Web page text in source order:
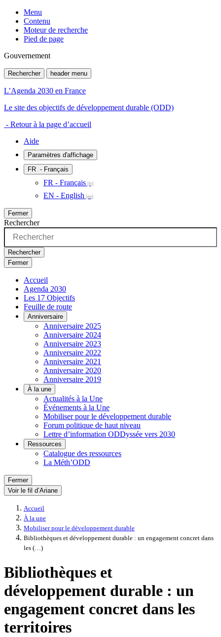
Menu
Contenu
Moteur de recherche
Pied de page
Gouvernement
Rechercher header menu
L’Agenda 2030 en France
Le site des objectifs de développement durable (ODD)
- Retour à la page d’accueil
Aide
Paramètres d'affichage
FR - Français
FR - Français
EN - English
Fermer
Rechercher
Rechercher
Fermer
Accueil
Agenda 2030
Les 17 Objectifs
Feuille de route
Anniversaire
Anniversaire 2025
Anniversaire 2024
Anniversaire 2023
Anniversaire 2022
Anniversaire 2021
Anniversaire 2020
Anniversaire 2019
À la une
Actualités à la Une
Événements à la Une
Mobiliser pour le développement durable
Forum politique de haut niveau
Lettre d’information ODDyssée vers 2030
Ressources
Catalogue des ressources
La Méth’ODD
Fermer
Voir le fil d’Ariane
Accueil
À la une
Mobiliser pour le développement durable
Bibliothèques et développement durable : un engagement concret dans
les (…)
Bibliothèques et
développement durable : un
engagement concret dans les
territoires